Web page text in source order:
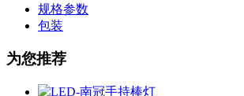
规格参数
包装
为您推荐